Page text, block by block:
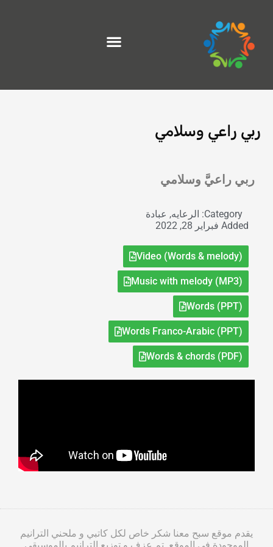
المحتوى
ربي راعي وسلامي
ربي راعيَّ وسلامي
Category: الرعايه, عبادة
Added فبراير 28, 2022
Video (Words & melody)
Music with melody (MP3)
Words (PPT)
Words Franco-Arabic (PPT)
Words & chords (PDF)
يقدم موقع سبح معنا شكر خاص لكل كاتبي و ملحني الترانيم
الموجودة في الموقع. تم عزف و توزيع الترانيم بالموسيقى